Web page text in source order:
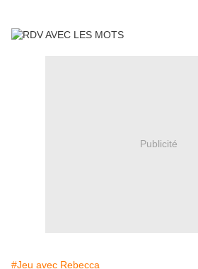
Publicité
#Jeu avec Rebecca